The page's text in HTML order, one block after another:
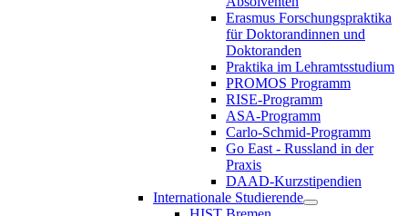
Erasmus Forschungspraktika
für Doktorandinnen und
Doktoranden
Praktika im Lehramtsstudium
PROMOS Programm
RISE-Programm
ASA-Programm
Carlo-Schmid-Programm
Go East - Russland in der
Praxis
DAAD-Kurzstipendien
Internationale Studierende